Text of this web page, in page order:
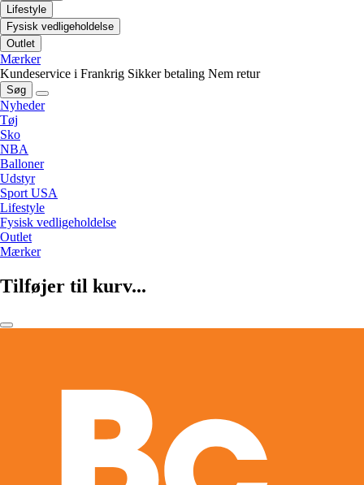
Lifestyle
Fysisk vedligeholdelse
Outlet
Mærker
Kundeservice i Frankrig Sikker betaling Nem retur
Søg
Nyheder
Tøj
Sko
NBA
Balloner
Udstyr
Sport USA
Lifestyle
Fysisk vedligeholdelse
Outlet
Mærker
Tilføjer til kurv...